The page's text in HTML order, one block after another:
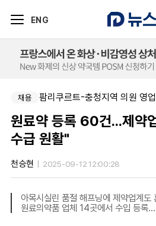
ENG
채용 주식회사 한독-[한독] 신입 및
채용 팜리쿠르트-충청지역 의원 영
원료약 등록 60건...제약
수급 원활"
천승현 2025-09-12 12:00:28
아목시실린 품절 해프닝에 제약업계
원료의약품 업체 14곳에서 수입 등록